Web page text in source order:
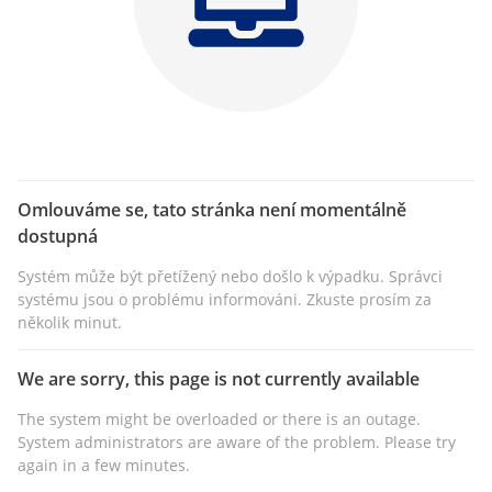
Omlouváme se, tato stránka není momentálně
dostupná
Systém může být přetížený nebo došlo k výpadku. Správci
systému jsou o problému informováni. Zkuste prosím za
několik minut.
We are sorry, this page is not currently available
The system might be overloaded or there is an outage.
System administrators are aware of the problem. Please try
again in a few minutes.